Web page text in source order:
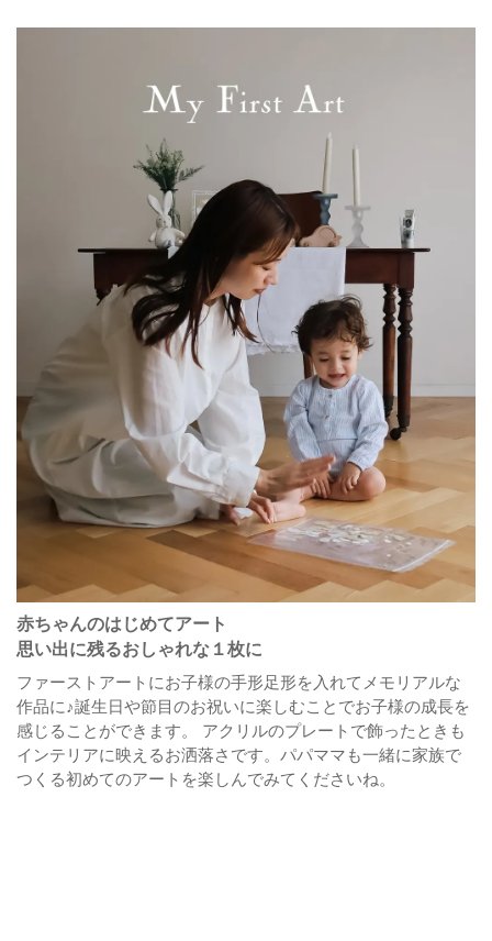
赤ちゃんのはじめてアート
思い出に残るおしゃれな１枚に
ファーストアートにお子様の手形足形を入れてメモリアルな
作品に♪誕生日や節目のお祝いに楽しむことでお子様の成長を
感じることができます。 アクリルのプレートで飾ったときも
インテリアに映えるお洒落さです。パパママも一緒に家族で
つくる初めてのアートを楽しんでみてくださいね。